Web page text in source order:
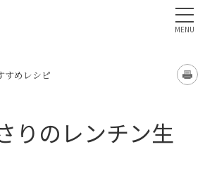
報
すめレシピ
りのレンチン生